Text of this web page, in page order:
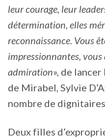
leur courage, leur
détermination, elles
reconnaissance. Vous
impressionnantes,
admiration», de
de Mirabel, Sylvie
nombre de
Deux filles